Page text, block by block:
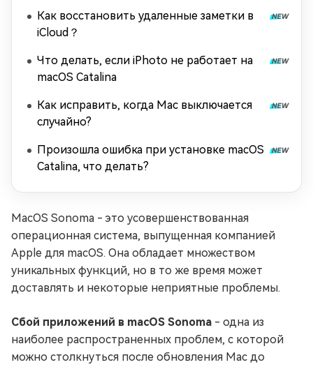
Как восстановить удаленные заметки в
iCloud？
Что делать, если iPhoto не работает на
macOS Catalina
Как исправить, когда Mac выключается
случайно?
Произошла ошибка при установке macOS
Catalina, что делать?
MacOS Sonoma - это усовершенствованная
операционная система, выпущенная компанией
Apple для macOS. Она обладает множеством
уникальных функций, но в то же время может
доставлять и некоторые неприятные проблемы.
Сбой приложений в macOS Sonoma - одна из
наиболее распространенных проблем, с которой
можно столкнуться после обновления Mac до